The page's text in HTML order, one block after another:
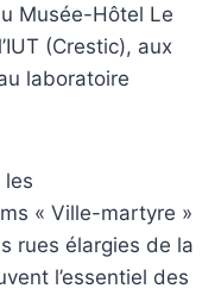
Musée-Hôtel Le
(Crestic), aux
laboratoire
les
« Ville-martyre »
rues élargies de la
l’essentiel des